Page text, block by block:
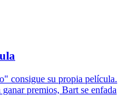
consigue su propia película.
premios, Bart se enfada